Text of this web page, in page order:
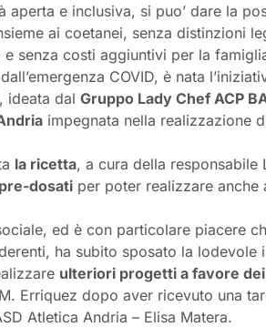
e inclusiva, si puo’ dare la
ai coetanei, senza distinzioni
senza costi aggiuntivi per la
COVID, è nata
, ideata dal Gruppo Lady Chef ACP
impegnata nella realizzazione
la ricetta, a cura della responsabile
dosati per poter realizzare anche
ed è con particolare piacere
ha subito sposato la lodevole
ulteriori progetti a favore
Erriquez dopo aver ricevuto una
Atletica Andria – Elisa Matera.